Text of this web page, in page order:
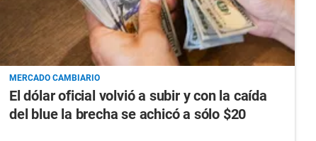
MERCADO CAMBIARIO
El dólar oficial volvió a subir y con la caída
del blue la brecha se achicó a sólo $20